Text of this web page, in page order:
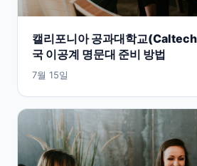
캘리포니아 공과대학교
국 이공계 명문대 준비 방법
7월 15일